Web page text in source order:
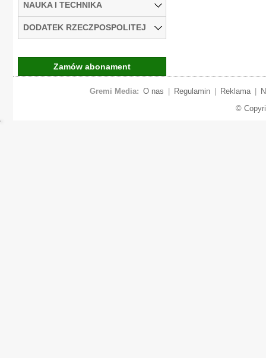
NAUKA I TECHNIKA
DODATEK RZECZPOSPOLITEJ
Zamów abonament
Gremi Media: O nas Regulamin Reklama
©